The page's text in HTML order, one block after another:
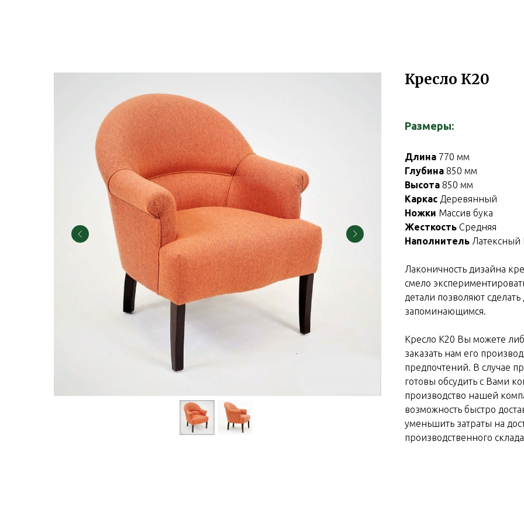
Кресло К20
Размеры:
Длина 770 мм
Глубина 850 мм
Высота 850 мм
Каркас Деревянный
Ножки Массив бука
Жесткость Средняя
Наполнитель Латексный
Лаконичность дизайна
смело
детали позволяют
запоминающимся.
Кресло К20 Вы можете
заказать нам его
предпочтений. В случае
готовы обсудить с Вами
производство нашей
возможность быстро
уменьшить затраты на
производственного